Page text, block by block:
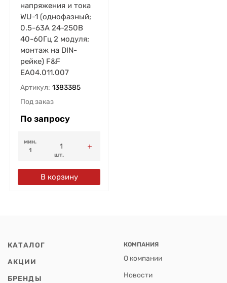
напряжения и тока
WU-1 (однофазный;
0.5-63А 24-250В
40-60Гц 2 модуля;
монтаж на DIN-
рейке) F&F
EA04.011.007
Артикул: 1383385
Под заказ
По запросу
мин.
1
шт.
В корзину
КАТАЛОГ
АКЦИИ
БРЕНДЫ
КОМПАНИЯ
О компании
Новости